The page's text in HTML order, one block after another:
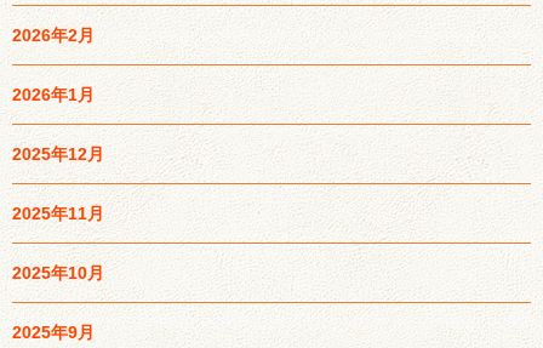
2026年2月
2026年1月
2025年12月
2025年11月
2025年10月
2025年9月